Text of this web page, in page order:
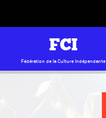
FCI
Fédération de la Culture Indépendante